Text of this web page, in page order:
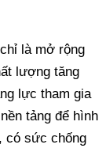
là mở rộng
lượng tăng
lực tham gia
tảng để hình
có sức chống